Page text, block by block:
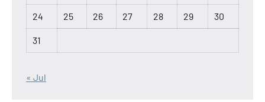
24 25 26 27 28 29 30
31
« Jul